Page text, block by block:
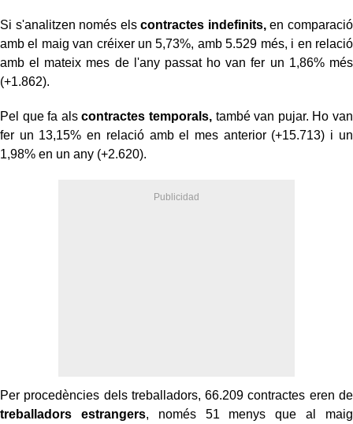
Si s'analitzen només elscontractes indefinits,en comparació
amb el maig van créixer un 5,73%, amb 5.529 més, i en relació
amb el mateix mes de l'any passat ho van fer un 1,86% més
(+1.862).
Pel que fa alscontractes temporals,també van pujar. Ho van
fer un 13,15% en relació amb el mes anterior (+15.713) i un
1,98% en un any (+2.620).
Per procedències dels treballadors, 66.209 contractes eren de
treballadors estrangers, només 51 menys que al maig